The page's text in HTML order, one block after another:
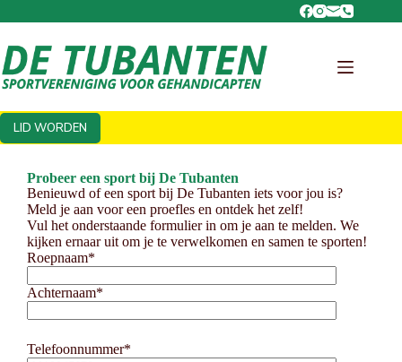
LID WORDEN
Probeer een sport bij De Tubanten
Benieuwd of een sport bij De Tubanten iets voor jou is?
Meld je aan voor een proefles en ontdek het zelf!
Vul het onderstaande formulier in om je aan te melden. We
kijken ernaar uit om je te verwelkomen en samen te sporten!
Roepnaam*
Achternaam*
Telefoonnummer*